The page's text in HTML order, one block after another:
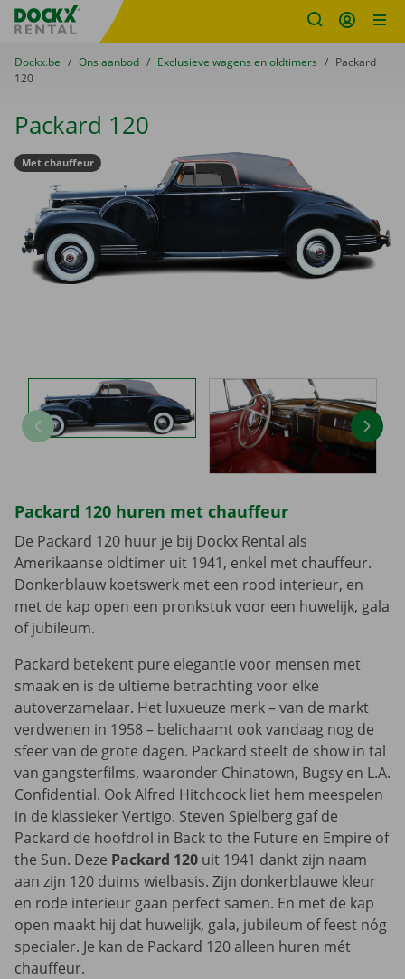
Fratello DEMO
U bevindt zich hier:
van
Dockx.be naar
Ons aanbod naar
Exclusieve wagens en oldtimers naar
Packard
120
Packard 120
Packard 120 huren met chauffeur
De Packard 120 huur je bij Dockx Rental als
Amerikaanse oldtimer uit 1941, enkel met chauffeur.
Donkerblauw koetswerk met een rood interieur, en
met de kap open een pronkstuk voor een huwelijk, gala
of jubileum.
Packard betekent pure elegantie voor mensen met
smaak en is de ultieme betrachting voor elke
autoverzamelaar. Het luxueuze merk – van de markt
verdwenen in 1958 – belichaamt ook vandaag nog de
sfeer van de grote dagen. Packard steelt de show in tal
van gangsterfilms, waaronder Chinatown, Bugsy en L.A.
Confidential. Ook Alfred Hitchcock liet hem meespelen
in de klassieker Vertigo. Steven Spielberg gaf de
Packard de hoofdrol in Back to the Future en Empire of
the Sun. Deze Packard 120 uit 1941 dankt zijn naam
aan zijn 120 duims wielbasis. Zijn donkerblauwe kleur
en rode interieur gaan perfect samen. En met de kap
open maakt hij dat huwelijk, gala, jubileum of feest nóg
specialer. Je kan de Packard 120 alleen huren mét
chauffeur.
Met chauffeur